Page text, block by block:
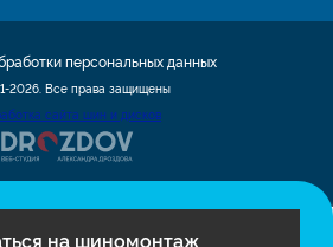
на шиномонтаж
2026. Все права защищены
сайта шин и дисков
персональных данных